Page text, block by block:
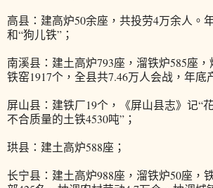
高县：建高炉50余座，共投劳4万余人。
和“狗儿铁”；
南溪县：建土高炉793座，溜铁炉585座
铁窑1917个，全县共7.46万人会战，年底
屏山县：建铁厂19个，《屏山县志》记“
不合质量的土铁4530吨”；
珙县：建土高炉588座；
长宁县：建土高炉988座，溜铁炉50座，